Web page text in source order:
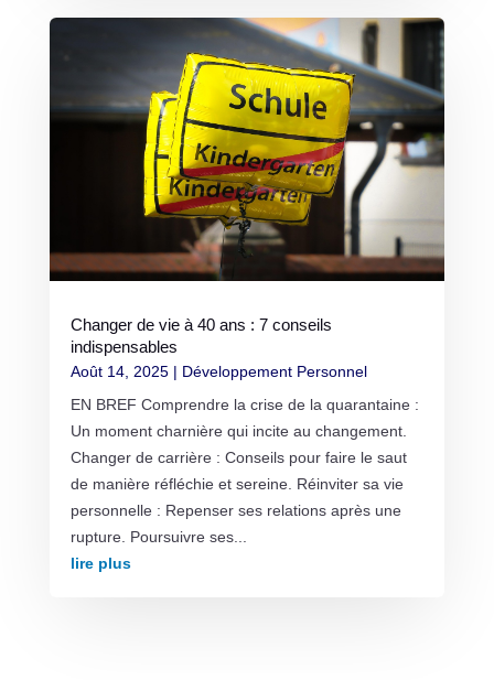
Changer de vie à 40 ans : 7 conseils
indispensables
Août 14, 2025| Développement Personnel
EN BREF Comprendre la crise de la quarantaine :
Un moment charnière qui incite au changement.
Changer de carrière : Conseils pour faire le saut
de manière réfléchie et sereine. Réinviter sa vie
personnelle : Repenser ses relations après une
rupture. Poursuivre ses...
lire plus